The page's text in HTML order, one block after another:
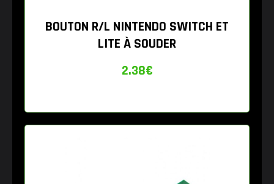
BOUTON R/L NINTENDO SWITCH ET
LITE À SOUDER
2.38€